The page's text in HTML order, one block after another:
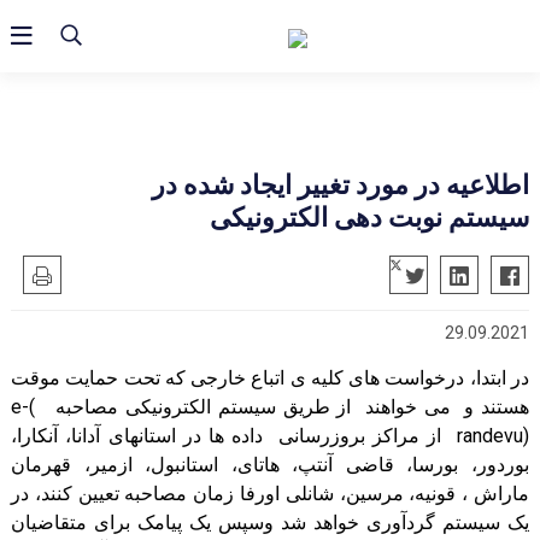
اطلاعیه در مورد تغییر ایجاد شده در
سیستم نوبت دهی الکترونیکی
29.09.2021
در ابتدا، درخواست های کلیه ی اتباع خارجی کهتحت حمایت موقت
هستند و
می خواهند از طریق سیستم الکترونیکی مصاحبه (
e-
randevu) از مراکز بروزرسانی داده ها در استانهای آدانا، آنکارا،
بوردور، بورسا، قاضی آنتپ، هاتای، استانبول، ازمیر، قهرمان
ماراش ، قونیه، مرسین، شانلی اورفا زمان مصاحبه تعیین کنند، در
یک سیستم گردآوری خواهد شد وسپس یک پیامک برای متقاضیان